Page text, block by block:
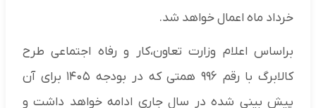
خرداد ماه اعمال خواهد شد.
براساس اعلام وزارت تعاون،کار و رفاه اجتماعی طرح
کالابرگ با رقم ۹۹۶ همتی که در بودجه ۱۴۰۵ برای آن
پیش بینی شده در سال جاری ادامه خواهد داشت و